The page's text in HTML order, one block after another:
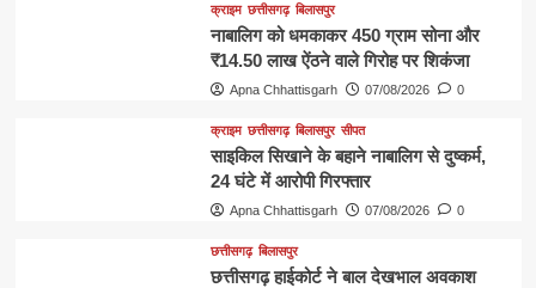
क्राइम छत्तीसगढ़ बिलासपुर
नाबालिग को धमकाकर 450 ग्राम सोना और
₹14.50 लाख ऐंठने वाले गिरोह पर शिकंजा
Apna Chhattisgarh 07/08/2026 0
क्राइम छत्तीसगढ़ बिलासपुर सीपत
साइकिल सिखाने के बहाने नाबालिग से दुष्कर्म,
24 घंटे में आरोपी गिरफ्तार
Apna Chhattisgarh 07/08/2026 0
छत्तीसगढ़ बिलासपुर
छत्तीसगढ़ हाईकोर्ट ने बाल देखभाल अवकाश